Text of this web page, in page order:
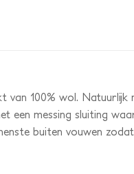
van 100% wol.
een messing sluiting
buiten vouwen